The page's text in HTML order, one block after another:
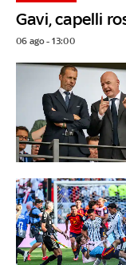
Gavi, capelli
06 ago - 13:00